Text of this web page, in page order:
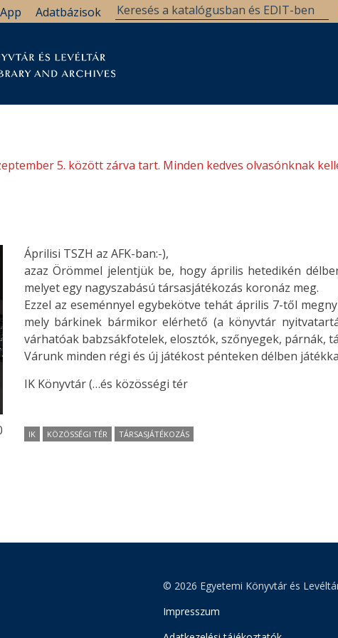
Adatbázisok
5. között zárva tart. Minden kedves olvasónknak
Áprilisi TSZH az AFK-ban:-),
azaz Örömmel jelentjük be, hogy április hetedikén
melyet egy nagyszabású társasjátékozás koronáz meg.
Ezzel az eseménnyel egybekötve tehát április 7-től
mely bárkinek bármikor elérhető (a könyvtár
várhatóak babzsákfotelek, elosztók, szőnyegek, párnák,
Várunk minden régi és új játékost pénteken délben
IK Könyvtár (…és közösségi tér
IK KÖZÖSSÉGI TÉR TÁRSASJÁTÉKOZÁS
© 2026 Egyetemi Könyvtár és
Impresszum